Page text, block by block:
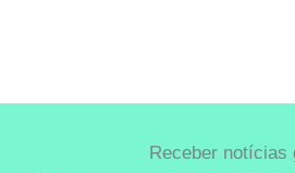
Receber notícias